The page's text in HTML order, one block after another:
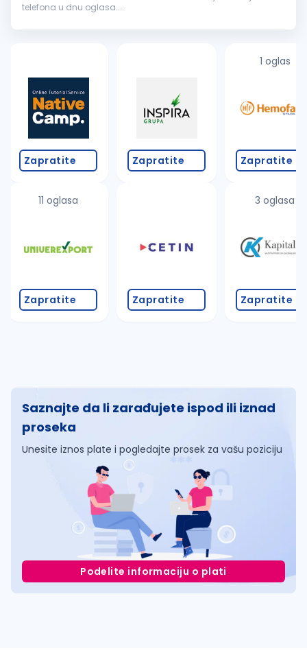
telefona u dnu oglasa....
Zapratite
11 oglasa
Zapratite
Zapratite
Zapratite
1 oglas
Zapratite
3 oglasa
Zapratite
Saznajte da li zarađujete ispod ili iznad
proseka
Unesite iznos plate i pogledajte prosek za vašu poziciju
Podelite informaciju o plati